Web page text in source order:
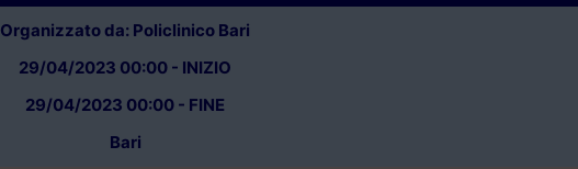
Organizzato da: Policlinico Bari
29/04/2023 00:00 - INIZIO
29/04/2023 00:00 - FINE
Bari